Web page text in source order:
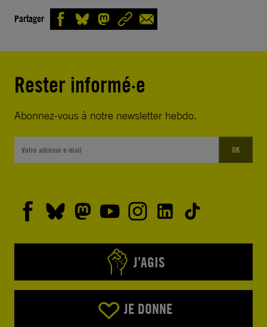
Partager
Rester informé·e
Abonnez-vous à notre newsletter hebdo.
OK
J’AGIS
JE DONNE